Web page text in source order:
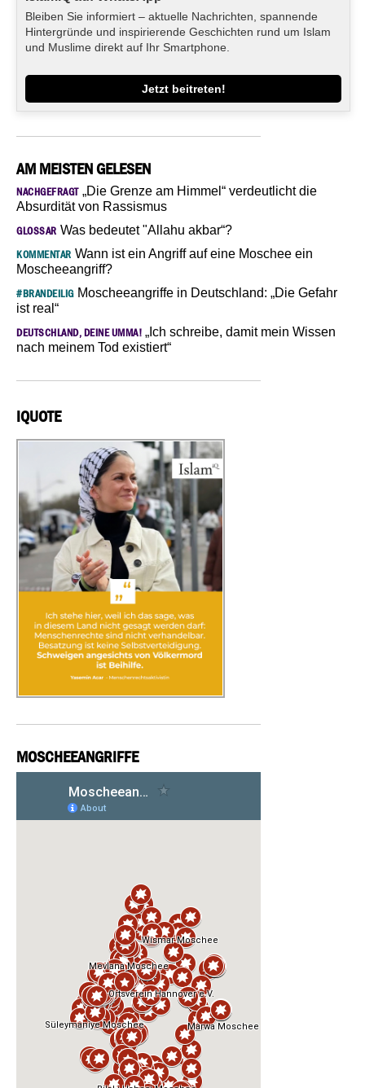
Bleiben Sie informiert – aktuelle Nachrichten, spannende
Hintergründe und inspirierende Geschichten rund um Islam
und Muslime direkt auf Ihr Smartphone.
Jetzt beitreten!
AM MEISTEN GELESEN
NACHGEFRAGT„Die Grenze am Himmel“ verdeutlicht die
Absurdität von Rassismus
GLOSSAR Was bedeutet "Allahu akbar“?
KOMMENTAR Wann ist ein Angriff auf eine Moschee ein
Moscheeangriff?
#BRANDEILIGMoscheeangriffe in Deutschland: „Die Gefahr
ist real“
DEUTSCHLAND, DEINE UMMA! „Ich schreibe, damit mein Wissen
nach meinem Tod existiert“
IQUOTE
MOSCHEEANGRIFFE